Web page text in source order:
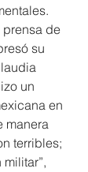
prensa de
su
un
en
manera
terribles;